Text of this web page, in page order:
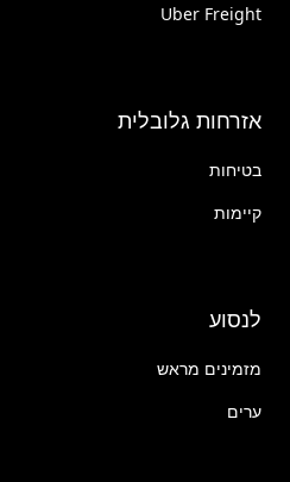
Uber Freight
אזרחות גלובלית
בטיחות
קיימות
לנסוע
מזמינים מראש
ערים